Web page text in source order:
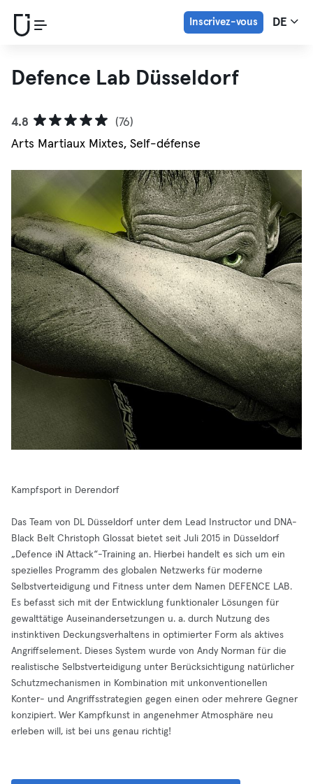
Inscrivez-vous DE
Defence Lab Düsseldorf
4.8
(76)
Arts Martiaux Mixtes, Self-défense
Kampfsport in Derendorf
Das Team von DL Düsseldorf unter dem Lead Instructor und DNA-
Black Belt Christoph Glossat bietet seit Juli 2015 in Düsseldorf
„Defence iN Attack“-Training an. Hierbei handelt es sich um ein
spezielles Programm des globalen Netzwerks für moderne
Selbstverteidigung und Fitness unter dem Namen DEFENCE LAB.
Es befasst sich mit der Entwicklung funktionaler Lösungen für
gewalttätige Auseinandersetzungen u. a. durch Nutzung des
instinktiven Deckungsverhaltens in optimierter Form als aktives
Angriffselement. Dieses System wurde von Andy Norman für die
realistische Selbstverteidigung unter Berücksichtigung natürlicher
Schutzmechanismen in Kombination mit unkonventionellen
Konter- und Angriffsstrategien gegen einen oder mehrere Gegner
konzipiert. Wer Kampfkunst in angenehmer Atmosphäre neu
erleben will, ist bei uns genau richtig!